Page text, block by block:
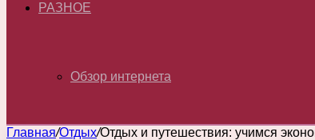
РАЗНОЕ
Обзор интернета
Главная/Отдых/Отдых и путешествия: учимся